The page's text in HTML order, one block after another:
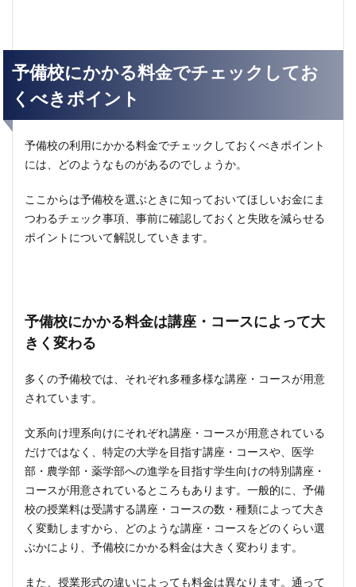
予備校にかかる料金でチェックしてお
くべきポイント
予備校の利用にかかる料金でチェックしておくべきポイント
には、どのようなものがあるのでしょうか。
ここからは予備校を選ぶときに知っておいてほしいお金にま
つわるチェック事項、事前に確認しておくと失敗を減らせる
ポイントについて解説していきます。
予備校にかかる料金は講座・コースによって大
きく変わる
多くの予備校では、それぞれ多種多様な講座・コースが用意
されています。
文系向け理系向けにそれぞれ講座・コースが用意されている
だけではなく、特定の大学を目指す講座・コースや、医学
部・農学部・薬学部への進学を目指す学生向けの特別講座・
コースが用意されているところもあります。一般的に、予備
校の授業料は受講する講座・コースの数・種類によって大き
く変動しますから、どのような講座・コースをどのくらい選
ぶかにより、予備校にかかる料金は大きく変わります。
また、授業形式の違いによっても料金は異なります。通って